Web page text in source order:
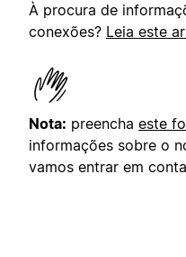
À procura de
conexões? Leia este
Nota: preencha este
informações sobre o
vamos entrar em